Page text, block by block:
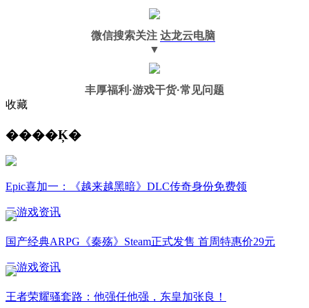
微信搜索关注 达龙云电脑
▼
丰厚福利 ·游戏干货·常见问题
收藏
����Ķ�
Epic喜加一：《越来越黑暗》DLC传奇身份免费领
云游戏资讯
国产经典ARPG《秦殇》Steam正式发售 首周特惠价29元
云游戏资讯
王者荣耀骚套路：他强任他强，东皇加张良！